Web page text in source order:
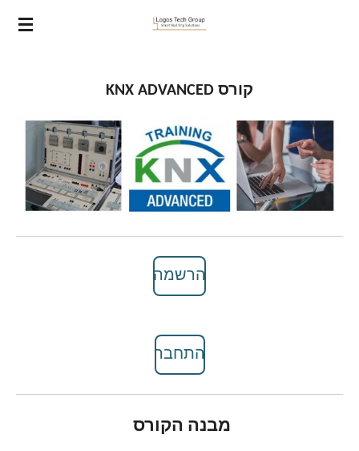
קורס KNX ADVANCED
הרשמה
התחבר
מבנה הקורס